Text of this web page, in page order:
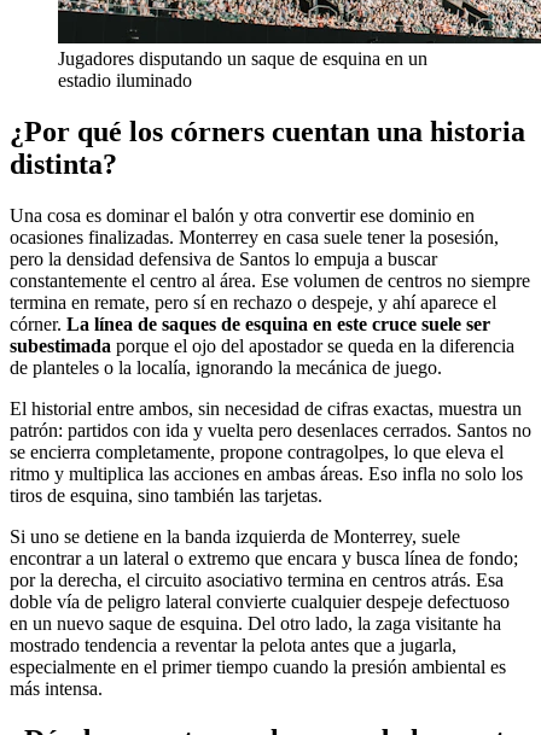
Jugadores disputando un saque de esquina en un
estadio iluminado
¿Por qué los córners cuentan una historia
distinta?
Una cosa es dominar el balón y otra convertir ese dominio en
ocasiones finalizadas. Monterrey en casa suele tener la posesión,
pero la densidad defensiva de Santos lo empuja a buscar
constantemente el centro al área. Ese volumen de centros no siempre
termina en remate, pero sí en rechazo o despeje, y ahí aparece el
córner. La línea de saques de esquina en este cruce suele ser
subestimada porque el ojo del apostador se queda en la diferencia
de planteles o la localía, ignorando la mecánica de juego.
El historial entre ambos, sin necesidad de cifras exactas, muestra un
patrón: partidos con ida y vuelta pero desenlaces cerrados. Santos no
se encierra completamente, propone contragolpes, lo que eleva el
ritmo y multiplica las acciones en ambas áreas. Eso infla no solo los
tiros de esquina, sino también las tarjetas.
Si uno se detiene en la banda izquierda de Monterrey, suele
encontrar a un lateral o extremo que encara y busca línea de fondo;
por la derecha, el circuito asociativo termina en centros atrás. Esa
doble vía de peligro lateral convierte cualquier despeje defectuoso
en un nuevo saque de esquina. Del otro lado, la zaga visitante ha
mostrado tendencia a reventar la pelota antes que a jugarla,
especialmente en el primer tiempo cuando la presión ambiental es
más intensa.